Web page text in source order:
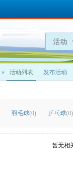
活动
» 活动列表 发布活动
羽毛球(0) 乒乓球(0)
暂无相